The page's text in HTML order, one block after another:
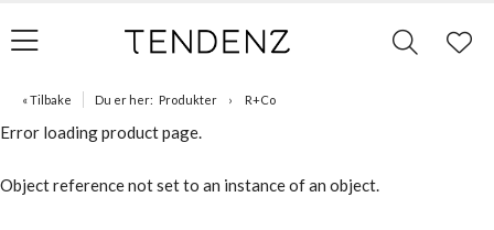
« Tilbake Du er her: Produkter R+Co
Error loading product page.
Object reference not set to an instance of an object.